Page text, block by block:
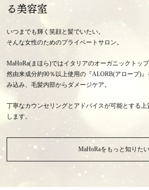
る美容室
いつまでも輝く笑顔と髪でいたい。
そんな女性のためのプライベートサロン。
MaHoRa(まほら)ではイタリアのオーガニックトッ
然由来成分約90％以上使用の『ALORB(アローブ)
み込み、毛髪内部からダメージケア。
丁寧なカウンセリングとアドバイスが可能とする
します。
MaHoRaをもっと知りたい